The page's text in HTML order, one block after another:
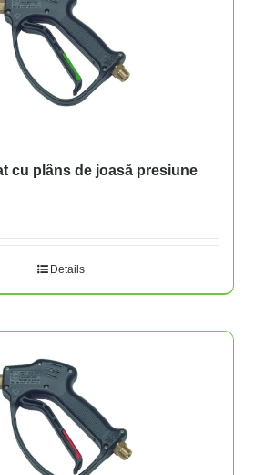
cu plâns de joasă presiune
Details